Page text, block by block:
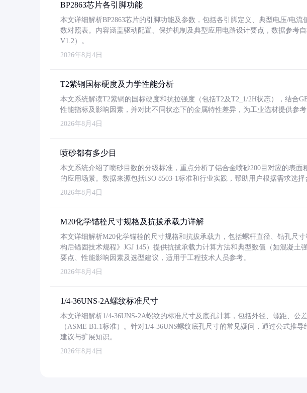
BP2863芯片各引脚功能
本文详细解析BP2863芯片的引脚功能及参数，包括各引脚定义、典型电压/电
数对照表。内容涵盖驱动配置、保护机制及典型应用电路设计要点，数据参考
V1.2）。
2026年8月4日
T2紫铜国标硬度及力学性能分析
本文系统解读T2紫铜的国标硬度和抗拉强度（包括T2及T2_1/2H状态），结合
性能指标及影响因素，并对比不同状态下的金属特性差异，为工业选材提供参考
2026年8月4日
喷砂都有多少目
本文系统介绍了喷砂目数的分级标准，重点分析了铝合金喷砂200目对应的表面
的应用场景。数据来源包括ISO 8503-1标准和行业实践，帮助用户根据需求选择
2026年8月4日
M20化学锚栓尺寸规格及抗拔承载力详解
本文详细解析M20化学锚栓的尺寸规格和抗拔承载力，包括螺杆直径、钻孔尺
构后锚固技术规程》JGJ 145）提供抗拔承载力计算方法和典型数值（如混凝土
要点、性能影响因素及选型建议，适用于工程技术人员参考。
2026年8月4日
1/4-36UNS-2A螺纹标准尺寸
本文详细解析1/4-36UNS-2A螺纹的标准尺寸及底孔计算，包括外径、螺距、公
（ASME B1.1标准）。针对1/4-36UNS螺纹底孔尺寸的常见疑问，通过公式推
建议与扩展知识。
2026年8月4日